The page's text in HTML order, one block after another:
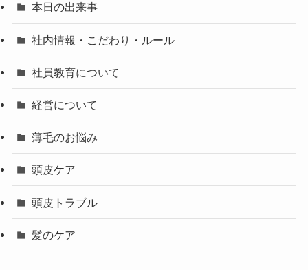
本日の出来事
社内情報・こだわり・ルール
社員教育について
経営について
薄毛のお悩み
頭皮ケア
頭皮トラブル
髪のケア